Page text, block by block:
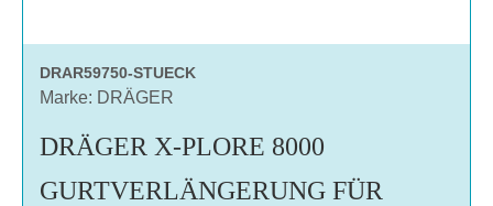
DRAR59750-STUECK
Marke: DRÄGER
DRÄGER X-PLORE 8000
GURTVERLÄNGERUNG FÜR